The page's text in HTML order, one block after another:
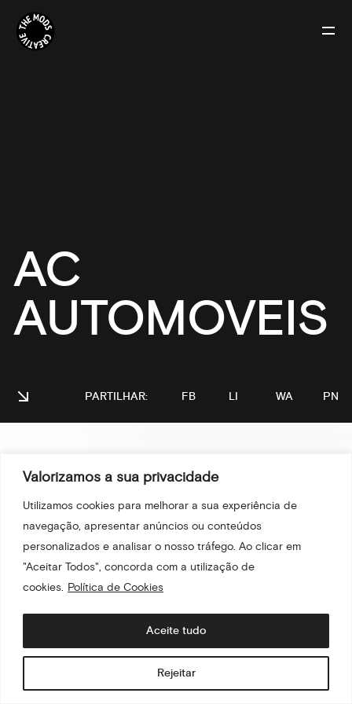
Valorizamos a sua privacidade
Utilizamos cookies para melhorar a sua experiência de
navegação, apresentar anúncios ou conteúdos
personalizados e analisar o nosso tráfego. Ao clicar em
"Aceitar Todos", concorda com a utilização de
cookies. Política de Cookies
Rejeitar
Aceite tudo
AC
AUTOMOVEIS